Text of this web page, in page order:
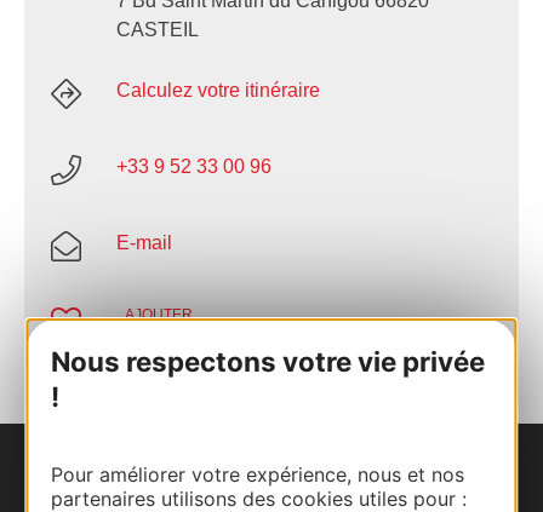
Nous respectons votre vie privée
!
Pour améliorer votre expérience, nous et nos
partenaires utilisons des cookies utiles pour :
CASTEIL
Calculez votre itinéraire
+33 9 52 33 00 96
E-mail
AJOUTER
Nous contacter